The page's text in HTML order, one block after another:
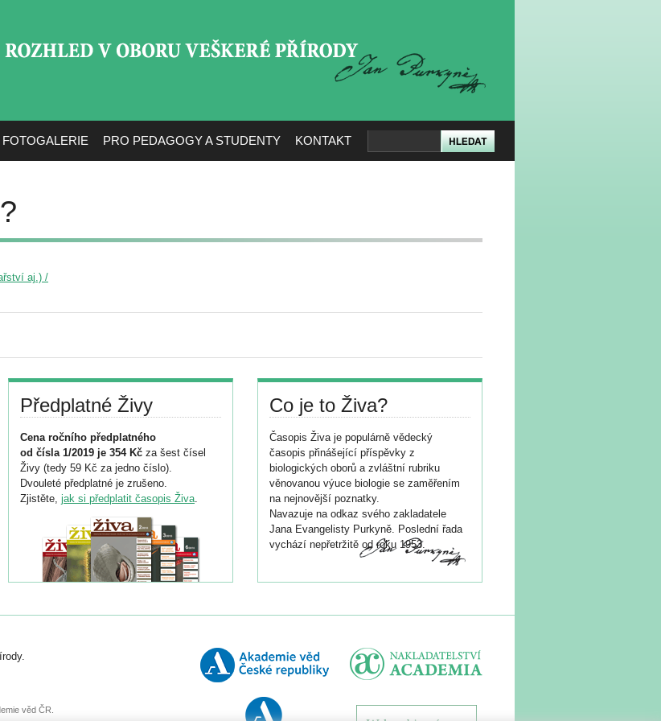
FOTOGALERIE PRO PEDAGOGY A STUDENTY KONTAKT
aj.) /
Předplatné Živy
Cena ročního předplatného
od čísla 1/2019 je 354 Kč za šest čísel
Živy (tedy 59 Kč za jedno číslo).
Dvouleté předplatné je zrušeno.
Zjistěte, jak si předplatit časopis Živa.
Co je to Živa?
Časopis Živa je populárně vědecký
časopis přinášející příspěvky z
biologických oborů a zvláštní rubriku
věnovanou výuce biologie se zaměřením
na nejnovější poznatky.
Navazuje na odkaz svého zakladatele
Jana Evangelisty Purkyně. Poslední řada
vychází nepřetržitě od roku 1953.
věd ČR.